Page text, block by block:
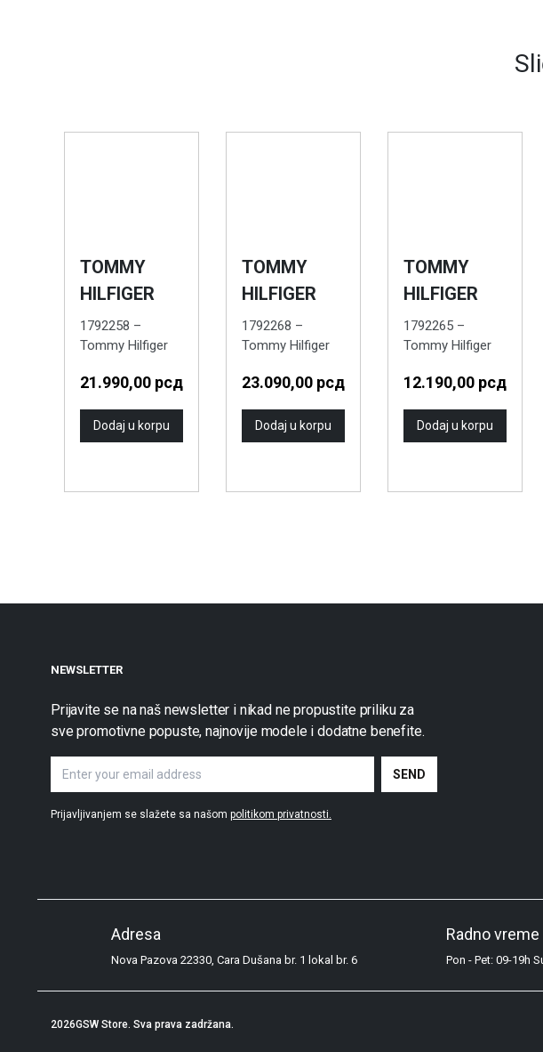
TOMMY
HILFIGER
1792258 –
Tommy Hilfiger
21.990,00 рсд
Dodaj u korpu
TOMMY
HILFIGER
1792268 –
Tommy Hilfiger
23.090,00 рсд
Dodaj u korpu
TOMMY
HILFIGER
1792265 –
Tommy Hilfiger
12.190,00 рсд
Dodaj u korpu
NEWSLETTER
Prijavite se na naš newsletter i nikad ne propustite priliku za
sve promotivne popuste, najnovije modele i dodatne benefite.
Prijavljivanjem se slažete sa našom politikom privatnosti.
Adresa
Nova Pazova 22330, Cara Dušana br. 1 lokal br. 6
Radno vreme
Pon - Pet: 09-19h
2026GSW Store. Sva prava zadržana.